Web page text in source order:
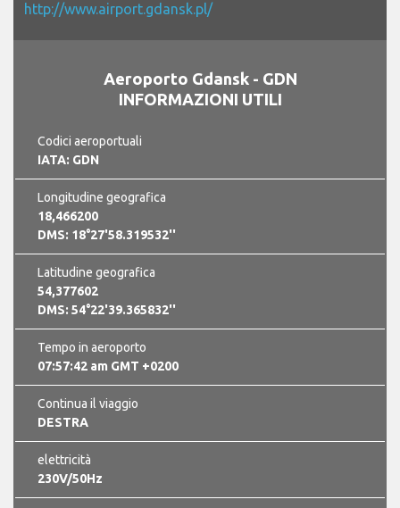
http://www.airport.gdansk.pl/
Aeroporto Gdansk - GDN
INFORMAZIONI UTILI
Codici aeroportuali
IATA: GDN
Longitudine geografica
18,466200
DMS: 18°27'58.319532''
Latitudine geografica
54,377602
DMS: 54°22'39.365832''
Tempo in aeroporto
07:57:42 am GMT +0200
Continua il viaggio
DESTRA
elettricità
230V/50Hz